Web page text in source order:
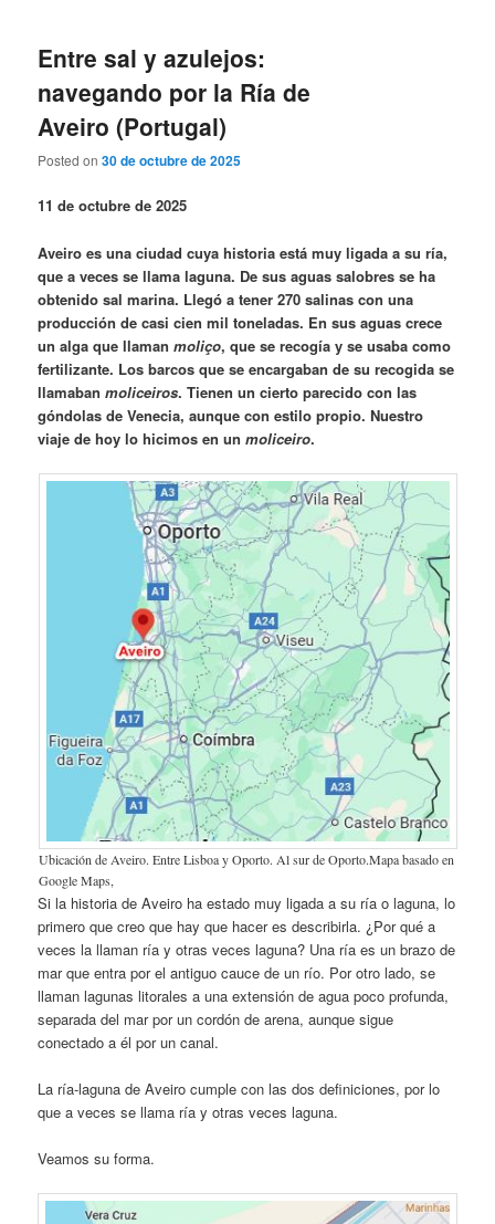
Entre sal y azulejos:
navegando por la Ría de
Aveiro (Portugal)
Posted on30 de octubre de 2025
11 de octubre de 2025
Aveiro es una ciudad cuya historia está muy ligada a su ría,
que a veces se llama laguna. De sus aguas salobres se ha
obtenido sal marina. Llegó a tener 270 salinas con una
producción de casi cien mil toneladas. En sus aguas crece
un alga que llamanmoliço, que se recogía y se usaba como
fertilizante. Los barcos que se encargaban de su recogida se
llamabanmoliceiros. Tienen un cierto parecido con las
góndolas de Venecia, aunque con estilo propio. Nuestro
viaje de hoy lo hicimos en unmoliceiro.
Ubicación de Aveiro. Entre Lisboa y Oporto. Al sur de Oporto.Mapa basado en
Google Maps,
Si la historia de Aveiro ha estado muy ligada a su ría o laguna, lo
primero que creo que hay que hacer es describirla. ¿Por qué a
veces la llaman ría y otras veces laguna? Una ría es un brazo de
mar que entra por el antiguo cauce de un río. Por otro lado, se
llaman lagunas litorales a una extensión de agua poco profunda,
separada del mar por un cordón de arena, aunque sigue
conectado a él por un canal.
La ría-laguna de Aveiro cumple con las dos definiciones, por lo
que a veces se llama ría y otras veces laguna.
Veamos su forma.